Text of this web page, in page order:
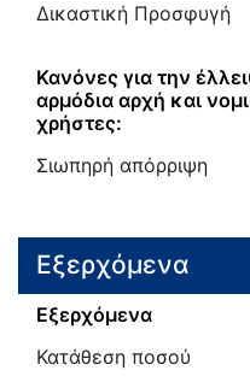
Δικαστική Προσφυγή
Κανόνες για την
αρμόδια αρχή και
χρήστες:
Σιωπηρή απόρριψη
Εξερχόμενα
Εξερχόμενα
Κατάθεση ποσού